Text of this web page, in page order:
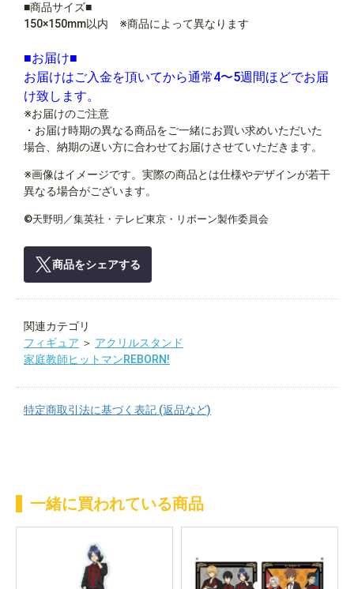
■商品サイズ■
150×150mm以内 ※商品によって異なります
■お届け■
お届けはご入金を頂いてから通常4〜5週間ほどでお届
け致します。
※お届けのご注意
・お届け時期の異なる商品をご一緒にお買い求めいただいた
場合、納期の遅い方に合わせてお届けさせていただきます。
※画像はイメージです。実際の商品とは仕様やデザインが若干
異なる場合がございます。
©天野明／集英社・テレビ東京・リボーン製作委員会
商品をシェアする
関連カテゴリ
フィギュア ＞ アクリルスタンド
家庭教師ヒットマンREBORN!
特定商取引法に基づく表記 (返品など)
一緒に買われている商品